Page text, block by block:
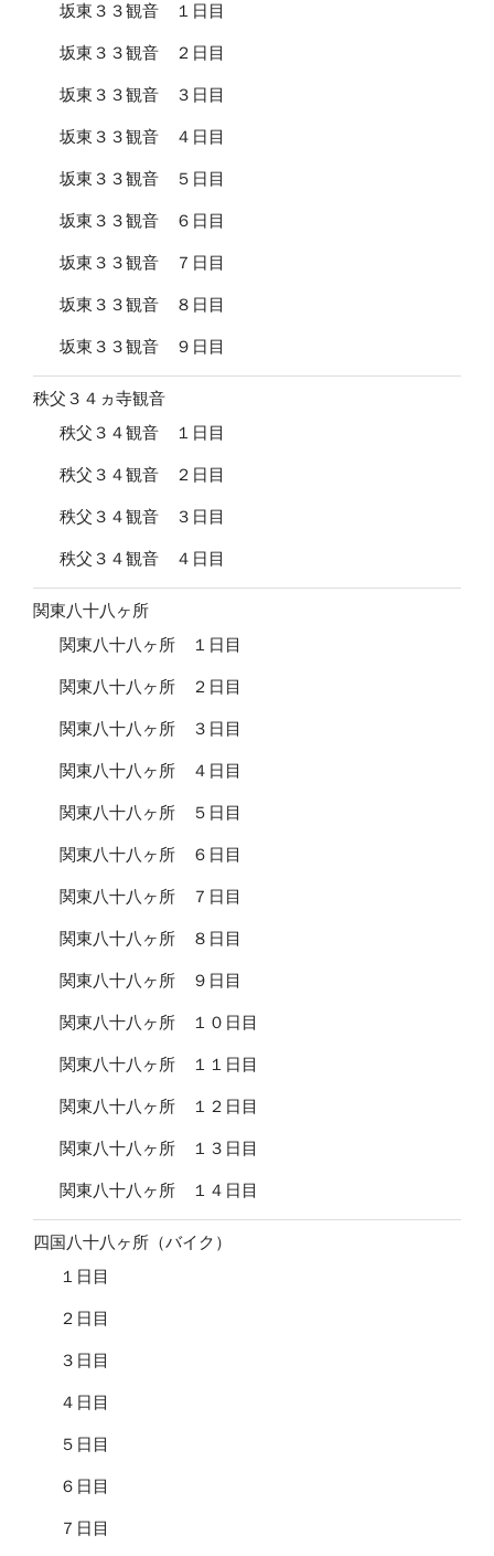
坂東３３観音 １日目
坂東３３観音 ２日目
坂東３３観音 ３日目
坂東３３観音 ４日目
坂東３３観音 ５日目
坂東３３観音 ６日目
坂東３３観音 ７日目
坂東３３観音 ８日目
坂東３３観音 ９日目
秩父３４ヵ寺観音
秩父３４観音 １日目
秩父３４観音 ２日目
秩父３４観音 ３日目
秩父３４観音 ４日目
関東八十八ヶ所
関東八十八ヶ所 １日目
関東八十八ヶ所 ２日目
関東八十八ヶ所 ３日目
関東八十八ヶ所 ４日目
関東八十八ヶ所 ５日目
関東八十八ヶ所 ６日目
関東八十八ヶ所 ７日目
関東八十八ヶ所 ８日目
関東八十八ヶ所 ９日目
関東八十八ヶ所 １０日目
関東八十八ヶ所 １１日目
関東八十八ヶ所 １２日目
関東八十八ヶ所 １３日目
関東八十八ヶ所 １４日目
四国八十八ヶ所（バイク）
１日目
２日目
３日目
４日目
５日目
６日目
７日目